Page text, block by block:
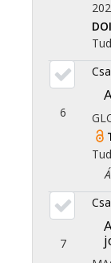
DOI
6
7